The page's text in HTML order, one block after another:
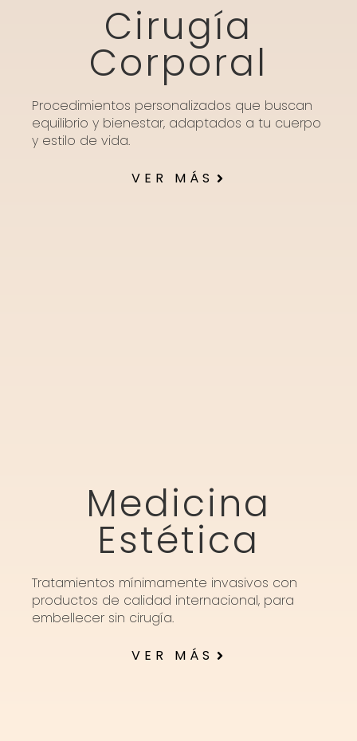
Cirugía
Corporal
Procedimientos personalizados que buscan
equilibrio y bienestar, adaptados a tu cuerpo
y estilo de vida.
VER MÁS
Medicina
Estética
Tratamientos mínimamente invasivos con
productos de calidad internacional, para
embellecer sin cirugía.
VER MÁS